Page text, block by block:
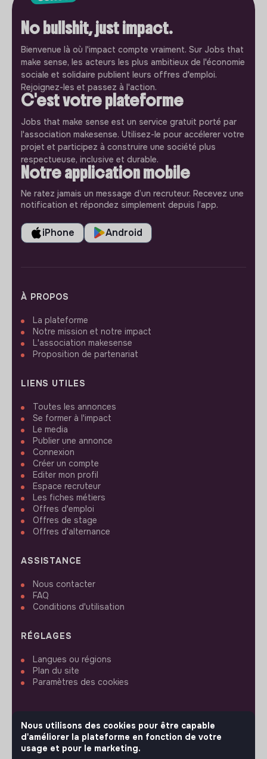
No bullshit, just impact.
Bienvenue là où l'impact compte vraiment. Sur Jobs that
make sense, les acteurs les plus ambitieux de l'économie
sociale et solidaire publient leurs offres d'emploi.
Rejoignez-les et passez à l'action.
C'est votre plateforme
Jobs that make sense est un service gratuit porté par
l'association makesense. Utilisez-le pour accélerer votre
projet et participez à construire une société plus
respectueuse, inclusive et durable.
Notre application mobile
Ne ratez jamais un message d’un recruteur. Recevez une
notification et répondez simplement depuis l’app.
iPhone Android
À PROPOS
La plateforme
Notre mission et notre impact
L'association makesense
Proposition de partenariat
LIENS UTILES
Toutes les annonces
Se former à l'impact
Le media
Publier une annonce
Connexion
Créer un compte
Editer mon profil
Espace recruteur
Les fiches métiers
Offres d'emploi
Offres de stage
Offres d'alternance
ASSISTANCE
Nous contacter
FAQ
Conditions d'utilisation
RÉGLAGES
Langues ou régions
Plan du site
Paramètres des cookies
SUIVEZ-NOUS
Nous utilisons des cookies pour être capable
d'améliorer la plateforme en fonction de votre
usage et pour le marketing.